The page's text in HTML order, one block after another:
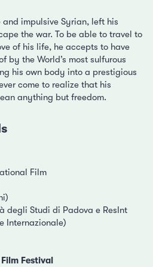
impulsive Syrian, left his
the war. To be able to travel to
of his life, he accepts to have
by the World’s most sulfurous
his own body into a prestigious
come to realize that his
anything but freedom.
Film
degli Studi di Padova e ResInt
Internazionale)
Festival